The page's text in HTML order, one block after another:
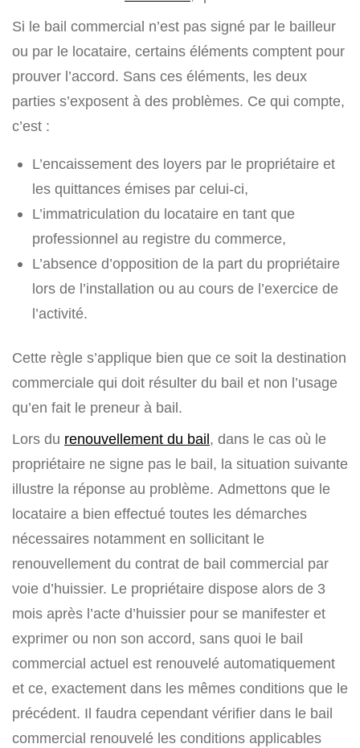
Si le bail commercial n’est pas signé par le bailleur
ou par le locataire, certains éléments comptent pour
prouver l’accord. Sans ces éléments, les deux
parties s’exposent à des problèmes. Ce qui compte,
c’est :
L’encaissement des loyers par le propriétaire et
les quittances émises par celui-ci,
L’immatriculation du locataire en tant que
professionnel au registre du commerce,
L’absence d’opposition de la part du propriétaire
lors de l’installation ou au cours de l’exercice de
l’activité.
Cette règle s’applique bien que ce soit la destination
commerciale qui doit résulter du bail et non l’usage
qu’en fait le preneur à bail.
Lors du renouvellement du bail, dans le cas où le
propriétaire ne signe pas le bail, la situation suivante
illustre la réponse au problème. Admettons que le
locataire a bien effectué toutes les démarches
nécessaires notamment en sollicitant le
renouvellement du contrat de bail commercial par
voie d’huissier. Le propriétaire dispose alors de 3
mois après l’acte d’huissier pour se manifester et
exprimer ou non son accord, sans quoi le bail
commercial actuel est renouvelé automatiquement
et ce, exactement dans les mêmes conditions que le
précédent. Il faudra cependant vérifier dans le bail
commercial renouvelé les conditions applicables